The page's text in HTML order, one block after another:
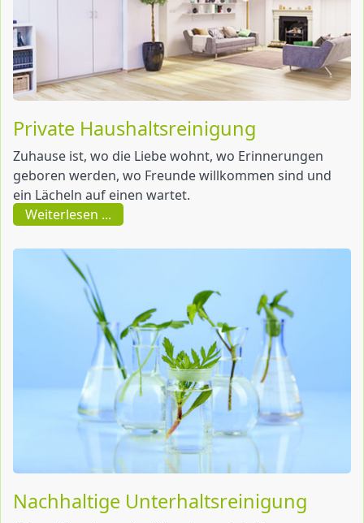
Private Haushaltsreinigung
Zuhause ist, wo die Liebe wohnt, wo Erinnerungen
geboren werden, wo Freunde willkommen sind und
ein Lächeln auf einen wartet.
Weiterlesen ...
Nachhaltige Unterhaltsreinigung